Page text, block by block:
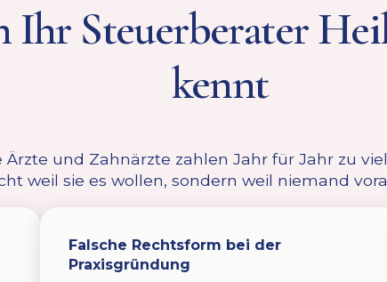
Ihr Steuerberater
kennt
Ärzte und Zahnärzte zahlen Jahr für Jahr zu
weil sie es wollen, sondern weil niemand
Falsche Rechtsform bei der
Praxisgründung